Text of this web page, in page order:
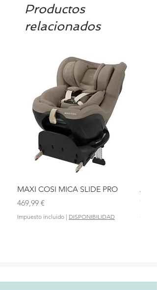
Productos
relacionados
MAXI COSI MICA SLIDE PRO
Precio
469,99 €
Impuesto incluido | DISPONIBILIDAD